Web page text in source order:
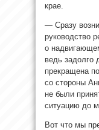
крае.
— Сразу
руководство
о
ведь задолго
прекращена
со стороны
не были
ситуацию до
Вот что мы